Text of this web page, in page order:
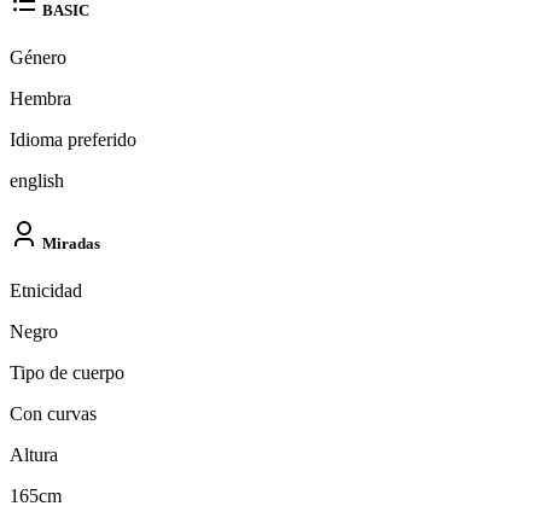
BASIC
Género
Hembra
Idioma preferido
english
Miradas
Etnicidad
Negro
Tipo de cuerpo
Con curvas
Altura
165cm